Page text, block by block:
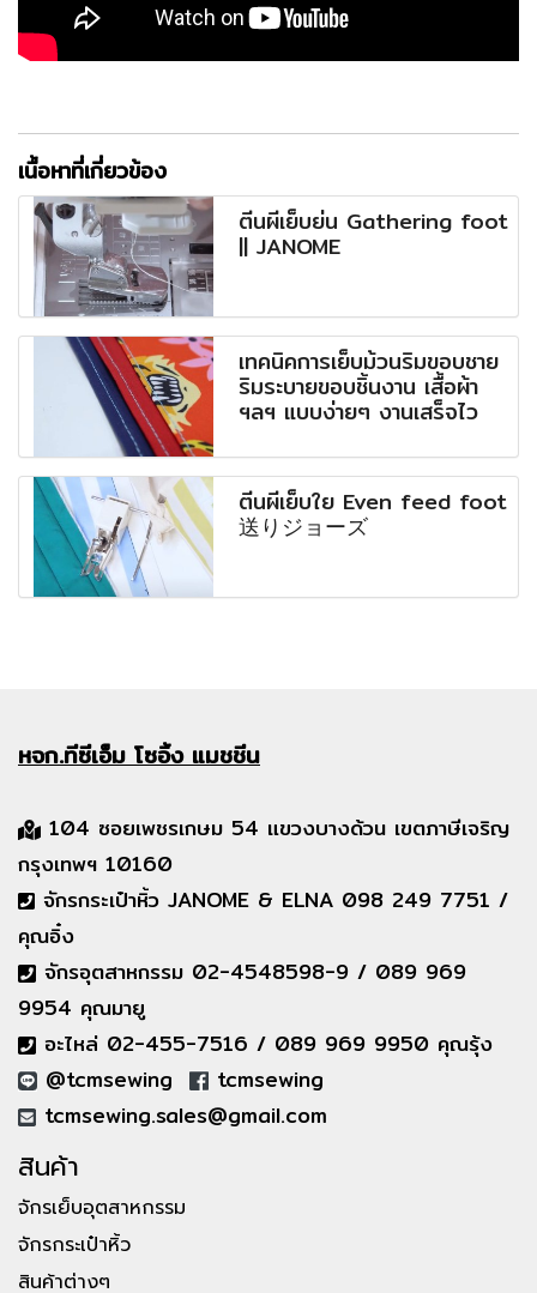
เนื้อหาที่เกี่ยวข้อง
ตีนผีเย็บย่น Gathering foot
|| JANOME
เทคนิคการเย็บม้วนริมขอบชาย
ริมระบายขอบชิ้นงาน เสื้อผ้า
ฯลฯ แบบง่ายๆ งานเสร็จไว
ตีนผีเย็บใย Even feed foot
送りジョーズ
หจก.ทีซีเอ็ม โซอิ้ง แมชชีน
104 ซอยเพชรเกษม 54 แขวงบางด้วน เขตภาษีเจริญ
กรุงเทพฯ 10160
จักรกระเป๋าหิ้ว JANOME & ELNA 098 249 7751 /
คุณอิ๋ง
จักรอุตสาหกรรม 02-4548598-9 / 089 969
9954 คุณมายู
อะไหล่ 02-455-7516 / 089 969 9950 คุณรุ้ง
@tcmsewing
tcmsewing
tcmsewing.sales@gmail.com
สินค้า
จักรเย็บอุตสาหกรรม
จักรกระเป๋าหิ้ว
สินค้าต่างๆ